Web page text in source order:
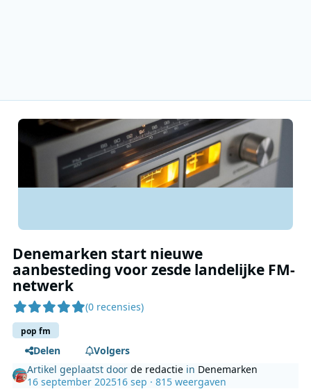
Denemarken start nieuwe
aanbesteding voor zesde landelijke FM-
netwerk
(0 recensies)
pop fm
Delen
Volgers
Artikel geplaatst doorde redactie in Denemarken
16 september 202516 sep · 815 weergaven